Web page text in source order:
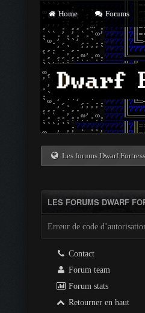
Home Forums
Les forums Dwarf
LES FORUMS DWARF
Erreur de code
Contact
Forum team
Forum stats
Retourner en haut